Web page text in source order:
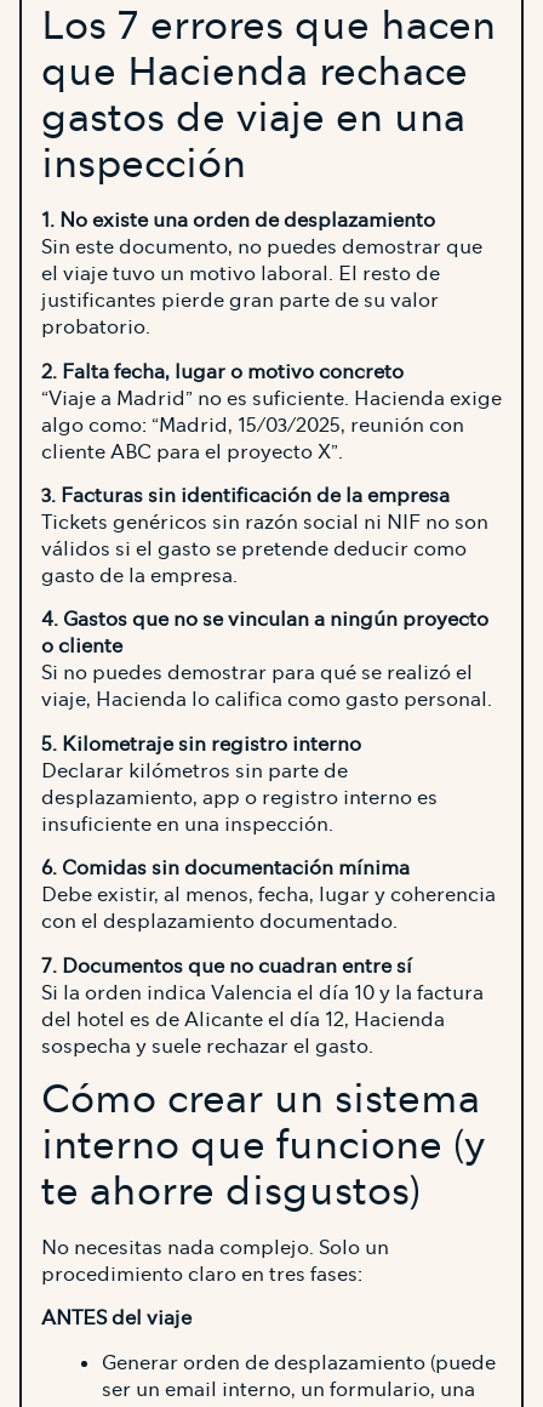
Los 7 errores que hacen
que Hacienda rechace
gastos de viaje en una
inspección
1. No existe una orden de desplazamiento
Sin este documento, no puedes demostrar que
el viaje tuvo un motivo laboral. El resto de
justificantes pierde gran parte de su valor
probatorio.
2. Falta fecha, lugar o motivo concreto
“Viaje a Madrid” no es suficiente. Hacienda exige
algo como: “Madrid, 15/03/2025, reunión con
cliente ABC para el proyecto X”.
3. Facturas sin identificación de la empresa
Tickets genéricos sin razón social ni NIF no son
válidos si el gasto se pretende deducir como
gasto de la empresa.
4. Gastos que no se vinculan a ningún proyecto
o cliente
Si no puedes demostrar para qué se realizó el
viaje, Hacienda lo califica como gasto personal.
5. Kilometraje sin registro interno
Declarar kilómetros sin parte de
desplazamiento, app o registro interno es
insuficiente en una inspección.
6. Comidas sin documentación mínima
Debe existir, al menos, fecha, lugar y coherencia
con el desplazamiento documentado.
7. Documentos que no cuadran entre sí
Si la orden indica Valencia el día 10 y la factura
del hotel es de Alicante el día 12, Hacienda
sospecha y suele rechazar el gasto.
Cómo crear un sistema
interno que funcione (y
te ahorre disgustos)
No necesitas nada complejo. Solo un
procedimiento claro en tres fases:
ANTES del viaje
Generar orden de desplazamiento (puede
ser un email interno, un formulario, una